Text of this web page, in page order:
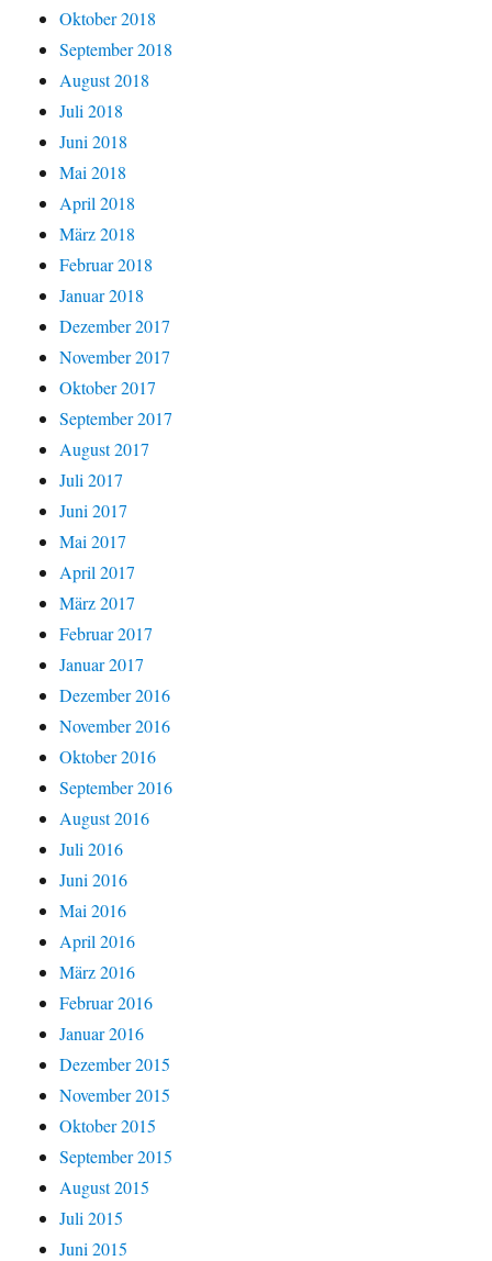
Oktober 2018
September 2018
August 2018
Juli 2018
Juni 2018
Mai 2018
April 2018
März 2018
Februar 2018
Januar 2018
Dezember 2017
November 2017
Oktober 2017
September 2017
August 2017
Juli 2017
Juni 2017
Mai 2017
April 2017
März 2017
Februar 2017
Januar 2017
Dezember 2016
November 2016
Oktober 2016
September 2016
August 2016
Juli 2016
Juni 2016
Mai 2016
April 2016
März 2016
Februar 2016
Januar 2016
Dezember 2015
November 2015
Oktober 2015
September 2015
August 2015
Juli 2015
Juni 2015